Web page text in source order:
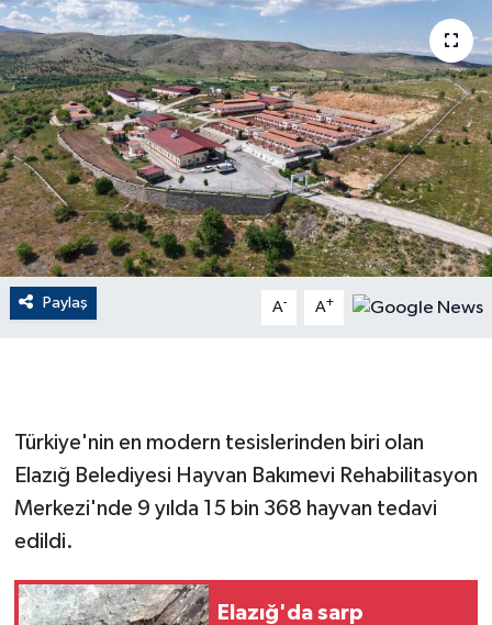
Paylaş A- A+
Türkiye'nin en modern tesislerinden biri olan
Elazığ Belediyesi Hayvan Bakımevi Rehabilitasyon
Merkezi'nde 9 yılda 15 bin 368 hayvan tedavi
edildi.
Elazığ'da sarp
Dünya
EĞİTİM
EKONOMİ
English News
Finans
Flaş Haber
GENEL
Güvenlik
HABERDE İNSAN